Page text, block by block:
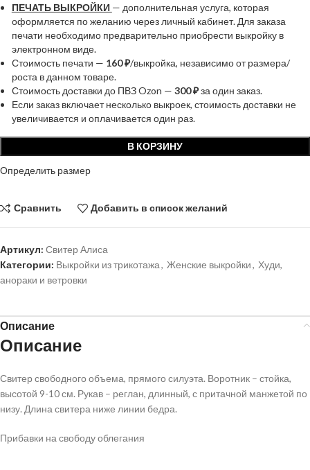
ПЕЧАТЬ ВЫКРОЙКИ — дополнительная услуга, которая
оформляется по желанию через личный кабинет. Для заказа
печати необходимо предварительно приобрести выкройку в
электронном виде.
Стоимость печати — 160 ₽/выкройка, независимо от размера/
роста в данном товаре.
Стоимость доставки до ПВЗ Ozon — 300 ₽за один заказ.
Если заказ включает несколько выкроек, стоимость доставки не
увеличивается и оплачивается один раз.
В КОРЗИНУ
Определить размер
Сравнить Добавить в список желаний
Артикул: Свитер Алиса
Категории: Выкройки из трикотажа, Женские выкройки, Худи,
анораки и ветровки
Описание
Описание
Свитер свободного объема, прямого силуэта. Воротник – стойка,
высотой 9-10 см. Рукав – реглан, длинный, с притачной манжетой по
низу. Длина свитера ниже линии бедра.
Прибавки на свободу облегания